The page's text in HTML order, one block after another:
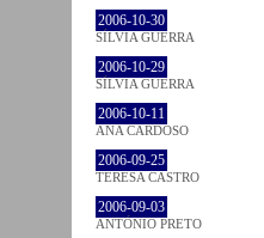
2006-10-30
SÍLVIA GUERRA
2006-10-29
SÍLVIA GUERRA
2006-10-11
ANA CARDOSO
2006-09-25
TERESA CASTRO
2006-09-03
ANTÓNIO PRETO